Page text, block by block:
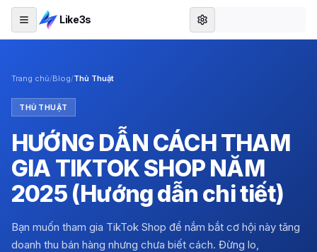
Like3s
Trang chủ/Blog/Thủ Thuật
THỦ THUẬT
HƯỚNG DẪN CÁCH THAM
GIA TIKTOK SHOP NĂM
2025 (Hướng dẫn chi tiết)
Bạn muốn tham gia TikTok Shop để nắm bắt cơ hội này tăng
doanh thu bán hàng nhưng chưa biết cách. Đừng lo,